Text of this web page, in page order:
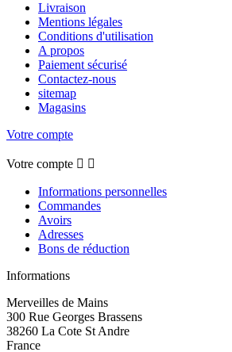
Livraison
Mentions légales
Conditions d'utilisation
A propos
Paiement sécurisé
Contactez-nous
sitemap
Magasins
Votre compte
Votre compte  
Informations personnelles
Commandes
Avoirs
Adresses
Bons de réduction
Informations
Merveilles de Mains
300 Rue Georges Brassens
38260 La Cote St Andre
France